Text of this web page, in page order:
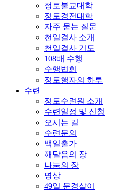
정토불교대학
정토경전대학
자주 묻는 질문
천일결사 소개
천일결사 기도
108배 수행
수행법회
정토행자의 하루
수련
정토수련원 소개
수련일정 및 신청
오시는 길
수련문의
백일출가
깨달음의 장
나눔의 장
명상
49일 문경살이